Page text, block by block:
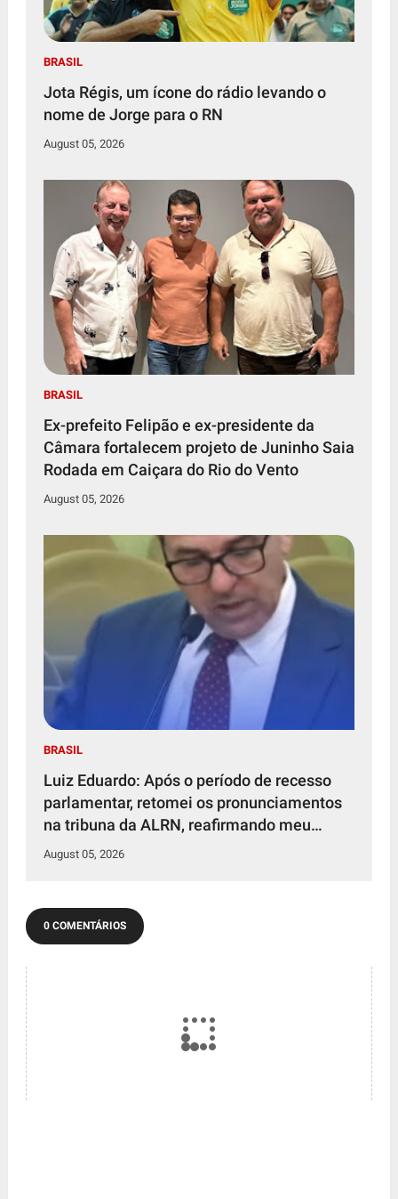
BRASIL
Jota Régis, um ícone do rádio levando o
nome de Jorge para o RN
August 05, 2026
BRASIL
Ex-prefeito Felipão e ex-presidente da
Câmara fortalecem projeto de Juninho Saia
Rodada em Caiçara do Rio do Vento
August 05, 2026
BRASIL
Luiz Eduardo: Após o período de recesso
parlamentar, retomei os pronunciamentos
na tribuna da ALRN, reafirmando meu
compromisso de defender os interesses da
August 05, 2026
0 COMENTÁRIOS